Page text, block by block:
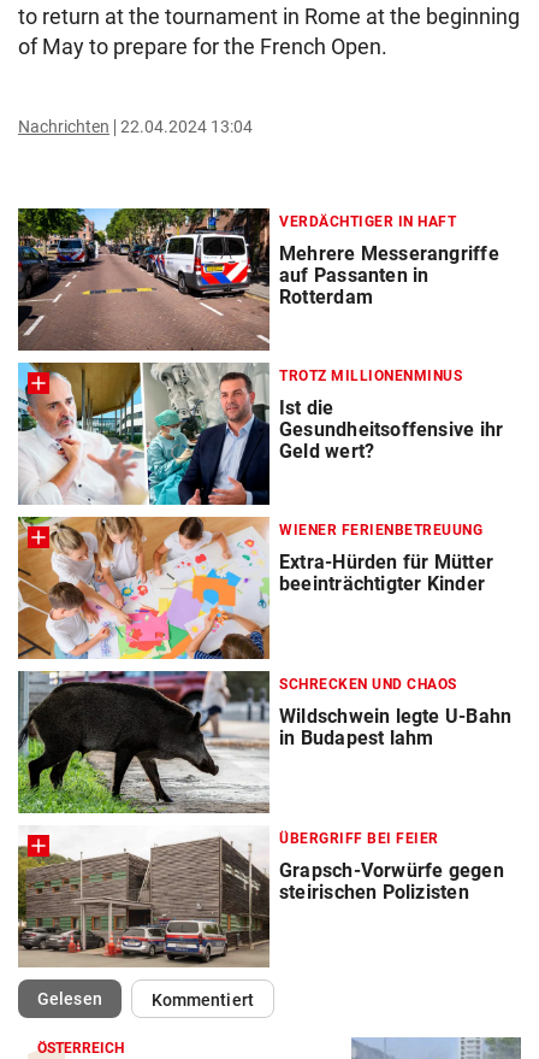
to return at the tournament in Rome at the beginning
of May to prepare for the French Open.
Nachrichten 22.04.2024 13:04
VERDÄCHTIGER IN HAFT
Mehrere Messerangriffe
auf Passanten in
Rotterdam
TROTZ MILLIONENMINUS
Ist die
Gesundheitsoffensive ihr
Geld wert?
WIENER FERIENBETREUUNG
Extra-Hürden für Mütter
beeinträchtigter Kinder
SCHRECKEN UND CHAOS
Wildschwein legte U-Bahn
in Budapest lahm
ÜBERGRIFF BEI FEIER
Grapsch-Vorwürfe gegen
steirischen Polizisten
Gelesen(ausgewählt)Kommentiert
ÖSTERREICH